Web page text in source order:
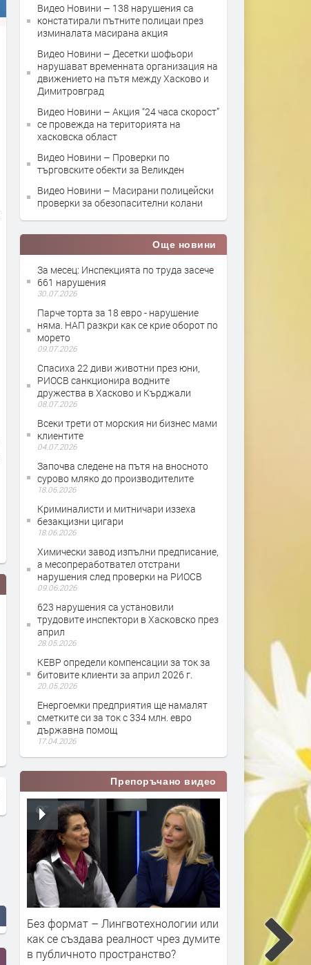
Проверки в магазините за риба
преди Никулден
Над 25 000 нарушения на
констатира полицията,
превишена скорост
Видео Новини – 138 нарушения са
констатирали пътните полицаи през
изминалата масирана акция
Видео Новини – Десетки шофьори
нарушават временната организация на
движението на пътя между Хасково и
Димитровград
Видео Новини – Акция “24 часа скорост”
се провежда на територията на
хасковска област
Видео Новини – Проверки по
търговските обекти за Великден
Видео Новини – Масирани полицейски
проверки за обезопасителни колани
Още новини
За месец: Инспекцията по труда засече
661 нарушения
30.07.2026
Парче торта за 18 евро - нарушение
няма. НАП разкри как се крие оборот по
морето
09.07.2026
Спасиха 22 диви животни през юни,
РИОСВ санкционира водните
дружества в Хасково и Кърджали
08.07.2026
Всеки трети от морския ни бизнес мами
клиентите
04.07.2026
Започва следене на пътя на вносното
сурово мляко до производителите
18.06.2026
Криминалисти и митничари иззеха
безакцизни цигари
18.06.2026
Химически завод изпълни предписание,
а месопреработвател отстрани
нарушения след проверки на РИОСВ
09.06.2026
623 нарушения са установили
трудовите инспектори в Хасковско през
април
28.05.2026
КЕВР определи компенсации за ток за
битовите клиенти за април 2026 г.
20.05.2026
Енергоемки предприятия ще намалят
сметките си за ток с 334 млн. евро
държавна помощ
17.04.2026
Препоръчано видео
Без формат – Лингвотехнологии или
как се създава реалност чрез думите
в публичното пространство?